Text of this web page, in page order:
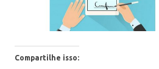
Compartilhe isso: